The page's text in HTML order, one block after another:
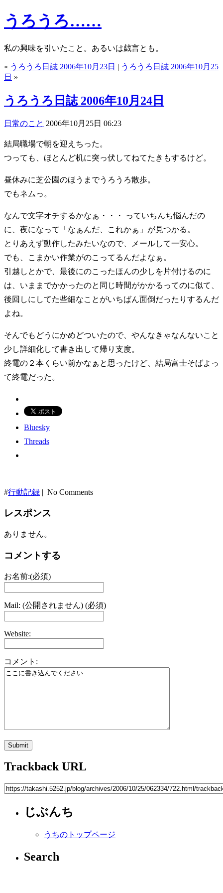
うろうろ……
私の興味を引いたこと。あるいは戯言とも。
« うろうろ日誌 2006年10月23日 | うろうろ日誌 2006年10月25
日 »
うろうろ日誌 2006年10月24日
日常のこと 2006年10月25日 06:23
結局職場で朝を迎えちった。
つっても、ほとんど机に突っ伏してねてたきもするけど。
昼休みに芝公園のほうまでうろうろ散歩。
でもネムっ。
なんで文字オチするかなぁ・・・ っていちんち悩んだの
に、夜になって「なぁんだ、これかぁ」が見つかる。
とりあえず動作したみたいなので、メールして一安心。
でも、こまかい作業がのこってるんだよなぁ。
引越しとかで、最後にのこったほんの少しを片付けるのに
は、いままでかかったのと同じ時間がかかるってのに似て、
後回しにしてた些細なことがいちばん面倒だったりするんだ
よね。
そんでもどうにかめどついたので、やんなきゃなんないこと
少し詳細化して書き出して帰り支度。
終電の２本くらい前かなぁと思ったけど、結局富士そばよっ
て終電だった。
Bluesky
Threads
#行動記録 | No Comments
レスポンス
ありません。
コメントする
お名前:(必須)
Mail: (公開されません) (必須)
Website:
コメント:
Trackback URL
じぶんち
うちのトップページ
Search